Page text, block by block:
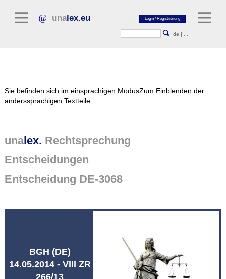
unalex.eu
de |
Normtexte
Rechtsprechung
Sie befinden sich im einsprachigen ModusZum Einblenden der
anderssprachigen Textteile
unalex. Rechtsprechung
Entscheidungen
Entscheidung DE-3068
BGH (DE)
14.05.2014 - VIII ZR
266/13